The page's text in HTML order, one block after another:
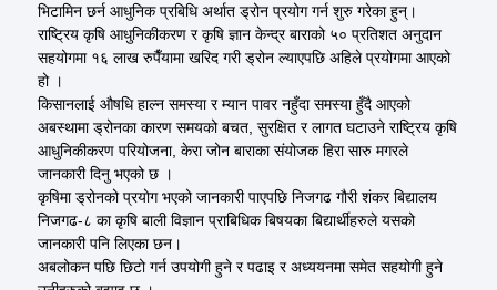
भिटामिन छर्न आधुनिक प्रबिधि अर्थात ड्रोन प्रयोग गर्न शुरु गरेका हुन्।
राष्ट्रिय कृषि आधुनिकीकरण र कृषि ज्ञान केन्द्र बाराको ५० प्रतिशत अनुदान
सहयोगमा १६ लाख रुपैँयामा खरिद गरी ड्रोन ल्याएपछि अहिले प्रयोगमा आएको
हो ।
किसानलाई औषधि हाल्न समस्या र म्यान पावर नहुँदा समस्या हुँदै आएको
अबस्थामा ड्रोनका कारण समयको बचत, सुरक्षित र लागत घटाउने राष्ट्रिय कृषि
आधुनिकीकरण परियोजना, केरा जोन बाराका संयोजक हिरा सारु मगरले
जानकारी दिनु भएको छ ।
कृषिमा ड्रोनको प्रयोग भएको जानकारी पाएपछि निजगढ गौरी शंकर बिद्यालय
निजगढ-८ का कृषि बाली विज्ञान प्राबिधिक बिषयका बिद्यार्थीहरुले यसको
जानकारी पनि लिएका छन।
अबलोकन पछि छिटो गर्न उपयोगी हुने र पढाइ र अध्ययनमा समेत सहयोगी हुने